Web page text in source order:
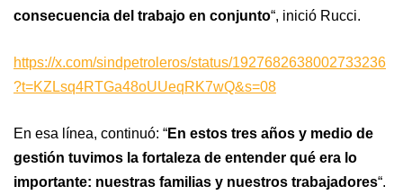
consecuencia del trabajo en conjunto“, inició Rucci.
https://x.com/sindpetroleros/status/1927682638002733236
?t=KZLsq4RTGa48oUUeqRK7wQ&s=08
En esa línea, continuó: “En estos tres años y medio de
gestión tuvimos la fortaleza de entender qué era lo
importante: nuestras familias y nuestros trabajadores“.